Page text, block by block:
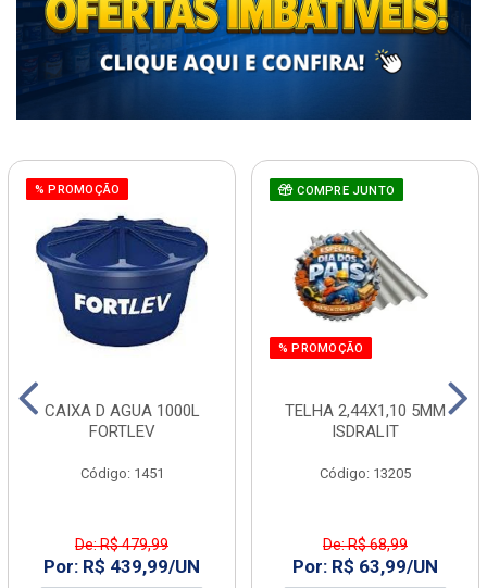
% PROMOÇÃO
CAIXA D AGUA 1000L
FORTLEV
Código: 1451
De: R$ 479,99
Por: R$ 439,99/UN
COMPRE JUNTO
% PROMOÇÃO
TELHA 2,44X1,10 5MM
ISDRALIT
Código: 13205
De: R$ 68,99
Por: R$ 63,99/UN